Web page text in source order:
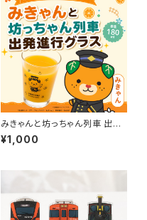
みきゃんと坊っちゃん列車 出発
進行グラス
¥1,000